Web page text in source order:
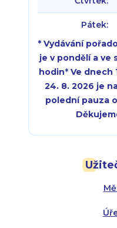
Pátek:
* Vydávání
je v pondělí a ve
hodin* Ve dnech
24. 8. 2026 je
polední pauza
Úterý:
Středa:
Čtvrtek:
Úterý:
Středa:
Čtvrtek: